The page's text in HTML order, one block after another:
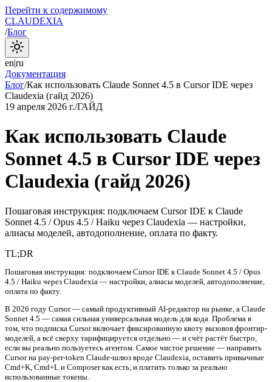
Перейти к содержимому
CLAUDEXIA
/Блог
en|ru
Документация
Блог/Как использовать Claude Sonnet 4.5 в Cursor IDE через
Claudexia (гайд 2026)
19 апреля 2026 г./ГАЙД
Как использовать Claude
Sonnet 4.5 в Cursor IDE через
Claudexia (гайд 2026)
Пошаговая инструкция: подключаем Cursor IDE к Claude
Sonnet 4.5 / Opus 4.5 / Haiku через Claudexia — настройки,
алиасы моделей, автодополнение, оплата по факту.
TL;DR
Пошаговая инструкция: подключаем Cursor IDE к Claude Sonnet 4.5 / Opus
4.5 / Haiku через Claudexia — настройки, алиасы моделей, автодополнение,
оплата по факту.
В 2026 году Cursor — самый продуктивный AI-редактор на рынке, а Claude
Sonnet 4.5 — самая сильная универсальная модель для кода. Проблема в
том, что подписка Cursor включает фиксированную квоту вызовов фронтир-
моделей, а всё сверху тарифицируется отдельно — и счёт растёт быстро,
если вы реально пользуетесь агентом. Самое чистое решение — направить
Cursor на pay-per-token Claude-шлюз вроде Claudexia, оставить привычные
Cmd+K, Cmd+L и Composer как есть, и платить только за реально
использованные токены.